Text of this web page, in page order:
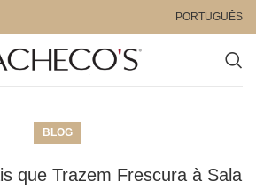
PORTUGUÊS
BLOG
que Trazem Frescura à Sala